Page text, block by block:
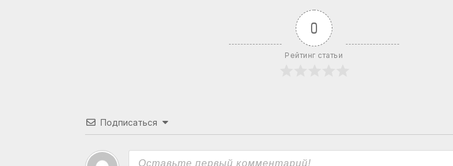
0
Рейтинг статьи
Подписаться